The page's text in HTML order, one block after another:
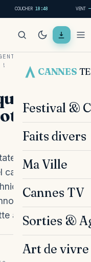
COUCHER18:48 VENT —
CANNES
Festival &
Faits divers
Ma Ville
Cannes TV
Sorties &
Art de vivre
VAINQUEUR DU
!
du
(Vestale
cannois pour
hier soir, le
le vainqueur
année la Vestale…